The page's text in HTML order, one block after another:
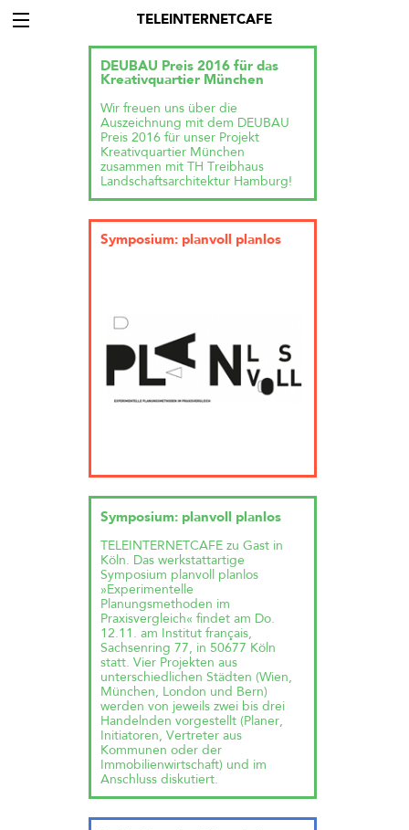
TELEINTERNETCAFE
DEUBAU Preis 2016 für das
Kreativquartier München
Wir freuen uns über die
Auszeichnung mit dem DEUBAU
Preis 2016 für unser Projekt
Kreativquartier München
zusammen mit TH Treibhaus
Landschaftsarchitektur Hamburg!
Symposium: planvoll planlos
Symposium: planvoll planlos
TELEINTERNETCAFE zu Gast in
Köln. Das werkstattartige
Symposium planvoll planlos
»Experimentelle
Planungsmethoden im
Praxisvergleich« findet am Do.
12.11. am Institut français,
Sachsenring 77, in 50677 Köln
statt. Vier Projekten aus
unterschiedlichen Städten (Wien,
München, London und Bern)
werden von jeweils zwei bis drei
Handelnden vorgestellt (Planer,
Initiatoren, Vertreter aus
Kommunen oder der
Immobilienwirtschaft) und im
Anschluss diskutiert.